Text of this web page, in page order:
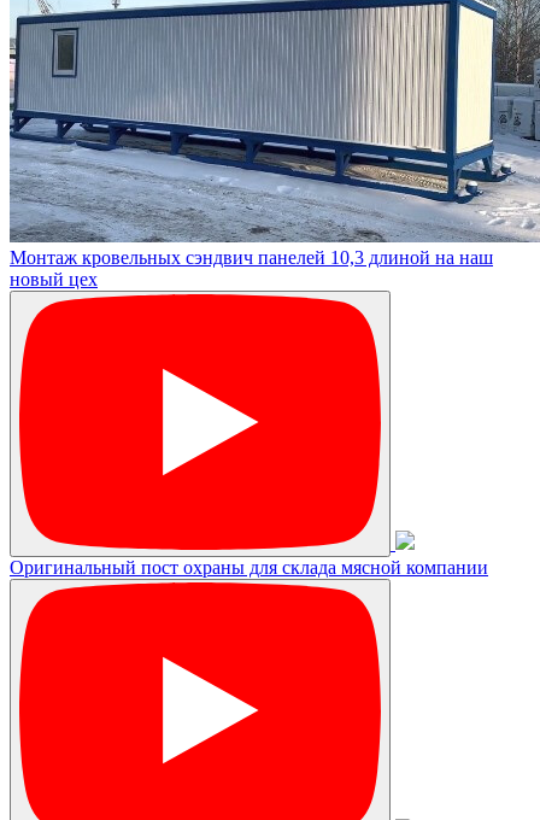
Монтаж кровельных сэндвич панелей 10,3 длиной на наш
новый цех
Оригинальный пост охраны для склада мясной компании